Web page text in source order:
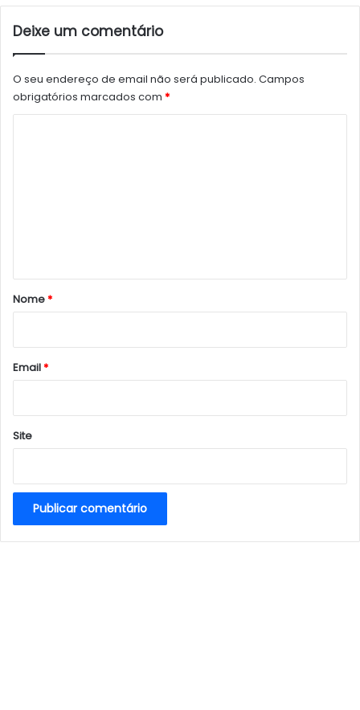
Deixe um comentário
O seu endereço de email não será publicado. Campos
obrigatórios marcados com *
r
*
Nome*
Email*
Site